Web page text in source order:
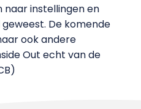
naar instellingen en
De komende
ook andere
Out echt van de